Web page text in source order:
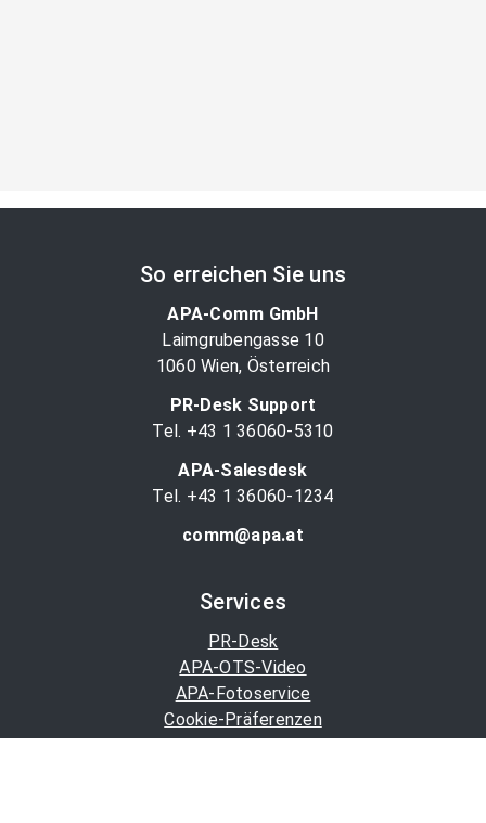
So erreichen Sie uns
APA-Comm GmbH
Laimgrubengasse 10
1060 Wien, Österreich
PR-Desk Support
Tel. +43 1 36060-5310
APA-Salesdesk
Tel. +43 1 36060-1234
comm@apa.at
Services
PR-Desk
APA-OTS-Video
APA-Fotoservice
Cookie-Präferenzen